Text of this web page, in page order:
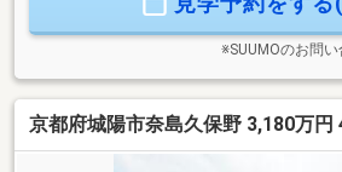
※SUUMOのお問
京都府城陽市奈島久保野 3,180万円